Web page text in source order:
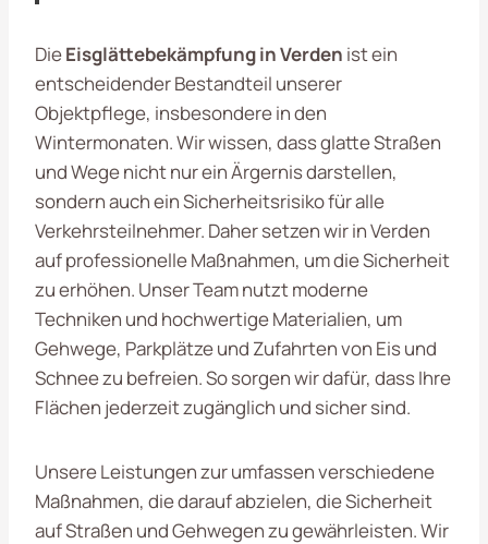
DieEisglättebekämpfung in Verden ist ein
entscheidender Bestandteil unserer
Objektpflege, insbesondere in den
Wintermonaten. Wir wissen, dass glatte Straßen
und Wege nicht nur ein Ärgernis darstellen,
sondern auch ein Sicherheitsrisiko für alle
Verkehrsteilnehmer. Daher setzen wir in Verden
auf professionelle Maßnahmen, um die Sicherheit
zu erhöhen. Unser Team nutzt moderne
Techniken und hochwertige Materialien, um
Gehwege, Parkplätze und Zufahrten von Eis und
Schnee zu befreien. So sorgen wir dafür, dass Ihre
Flächen jederzeit zugänglich und sicher sind.
Unsere Leistungen zur umfassen verschiedene
Maßnahmen, die darauf abzielen, die Sicherheit
auf Straßen und Gehwegen zu gewährleisten. Wir